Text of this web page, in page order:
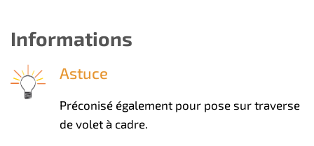
Informations
Astuce
Préconisé également pour pose sur traverse
de volet à cadre.